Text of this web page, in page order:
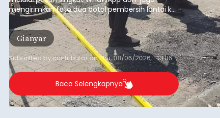
mengirimkan foto dua botol pembersih lantai ke
istrinya.
Gianyar
Submitted by contributoronThu, 08/06/2026 - 21:06
Baca Selengkapnya